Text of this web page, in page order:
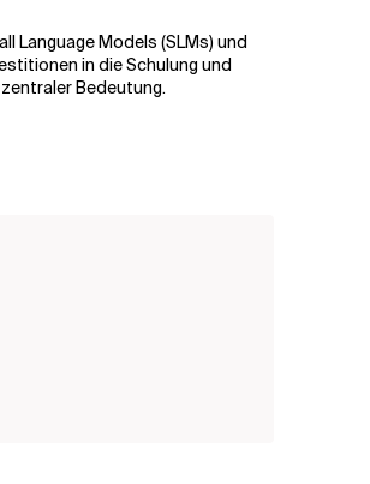
Language Models (SLMs) und
in die Schulung und
Bedeutung.